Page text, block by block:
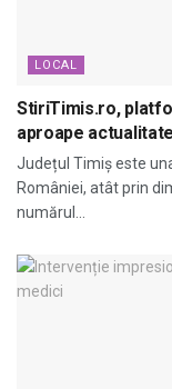
LOCAL
StiriTimis.ro,
aproape
Județul Timiș este
României, atât prin
numărul...